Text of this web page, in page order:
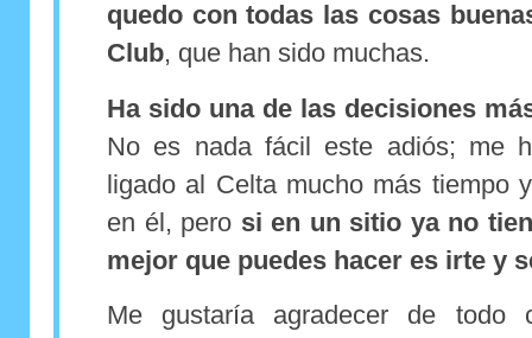
quedo con todas las cosas
Club, que han sido muchas.
Ha sido una de las decisiones
No es nada fácil este adiós; me
ligado al Celta mucho más tiempo
en él, pero si en un sitio ya no
mejor que puedes hacer es irte y
Me gustaría agradecer de todo